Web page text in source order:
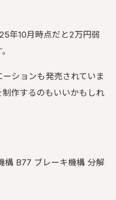
年10月時点だと2万円弱
ションも発売されていま
作するのもいいかもしれ